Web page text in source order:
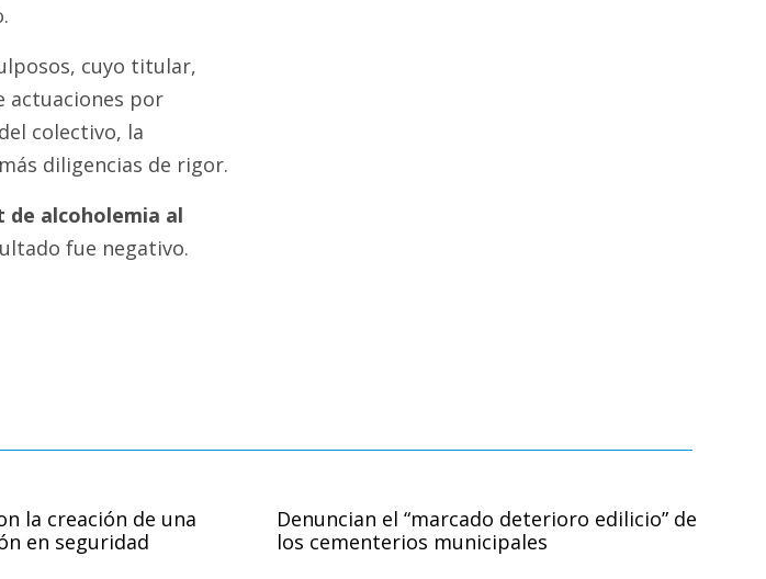
cuyo titular,
actuaciones por
colectivo, la
diligencias de rigor.
de alcoholemia al
fue negativo.
la creación de una
en seguridad
Denuncian el “marcado deterioro edilicio” de
los cementerios municipales